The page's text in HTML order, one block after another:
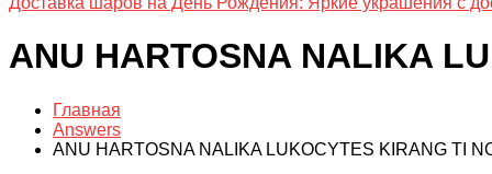
ANU HARTOSNA NALIKA
Главная
Answers
ANU HARTOSNA NALIKA LUKOCYTES KIRANG TI